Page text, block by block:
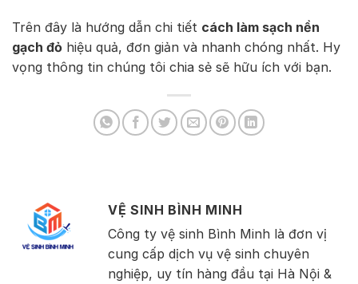
Trên đây là hướng dẫn chi tiết cách làm sạch nền
gạch đỏ hiệu quả, đơn giản và nhanh chóng nhất. Hy
vọng thông tin chúng tôi chia sẻ sẽ hữu ích với bạn.
VỆ SINH BÌNH MINH
Công ty vệ sinh Bình Minh là đơn vị
cung cấp dịch vụ vệ sinh chuyên
nghiệp, uy tín hàng đầu tại Hà Nội &